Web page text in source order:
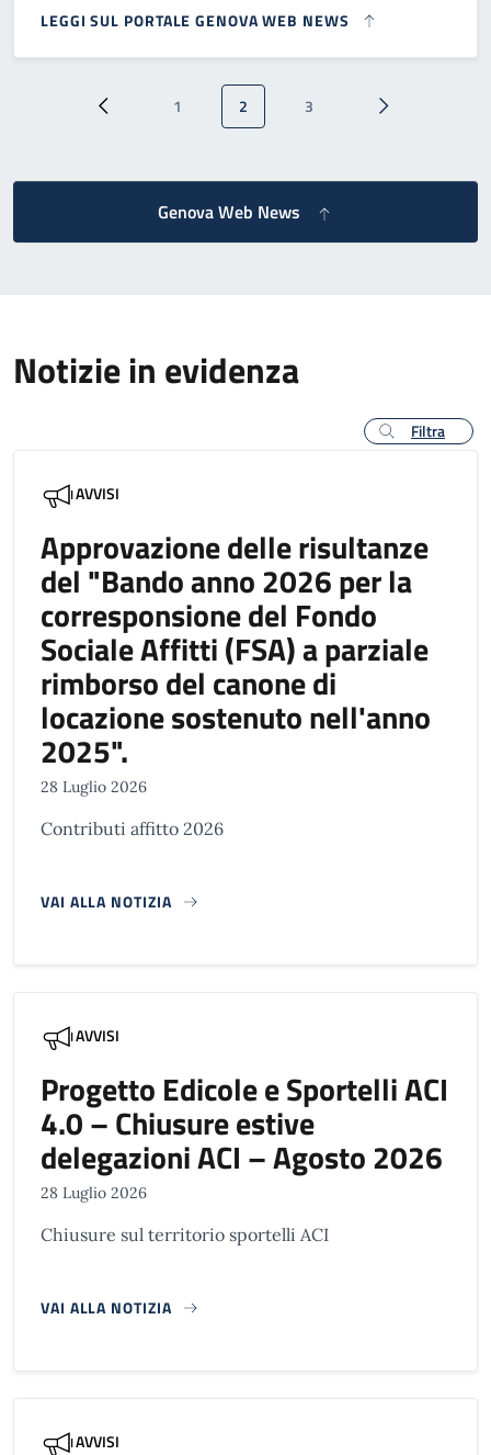
LEGGI SUL PORTALE GENOVA WEB NEWS
Paginazione
Pagina precedente
Pagina
1 Pagina attuale
2 Pagina
3 Pagina
Genova Web News
Notizie in evidenza
Filtra
AVVISI
Approvazione delle risultanze
del "Bando anno 2026 per la
corresponsione del Fondo
Sociale Affitti (FSA) a parziale
rimborso del canone di
locazione sostenuto nell'anno
2025".
28 Luglio 2026
Contributi affitto 2026
VAI ALLA NOTIZIA
AVVISI
Progetto Edicole e Sportelli ACI
4.0 – Chiusure estive
delegazioni ACI – Agosto 2026
28 Luglio 2026
Chiusure sul territorio sportelli ACI
VAI ALLA NOTIZIA
AVVISI